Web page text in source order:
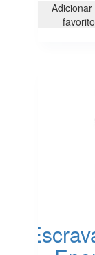
Adicionar